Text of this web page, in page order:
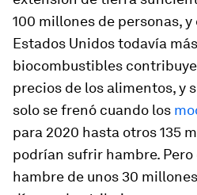
100 millones de personas,
Estados Unidos todavía
biocombustibles
precios de los alimentos, y
solo se frenó cuando los
para 2020 hasta otros 135
podrían sufrir hambre.
hambre de unos 30